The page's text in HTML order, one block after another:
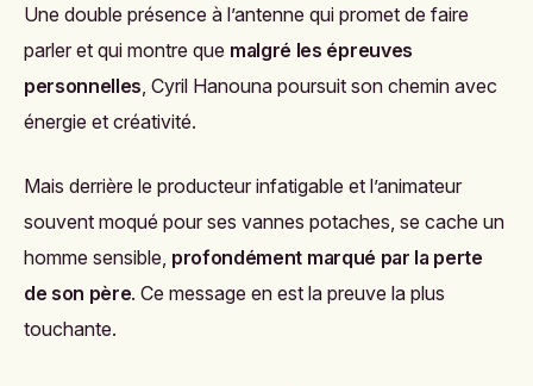
Une double présence à l’antenne qui promet de faire
parler et qui montre que malgré les épreuves
personnelles , Cyril Hanouna poursuit son chemin avec
énergie et créativité.
Mais derrière le producteur infatigable et l’animateur
souvent moqué pour ses vannes potaches, se cache un
homme sensible, profondément marqué par la perte
de son père. Ce message en est la preuve la plus
touchante.